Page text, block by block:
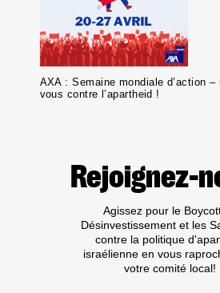
AXA : Semaine mondiale d’action –
vous contre l’apartheid !
Rejoignez-
Agissez pour le
Désinvestissement et les
contre la politique
israélienne en vous
votre comité local!